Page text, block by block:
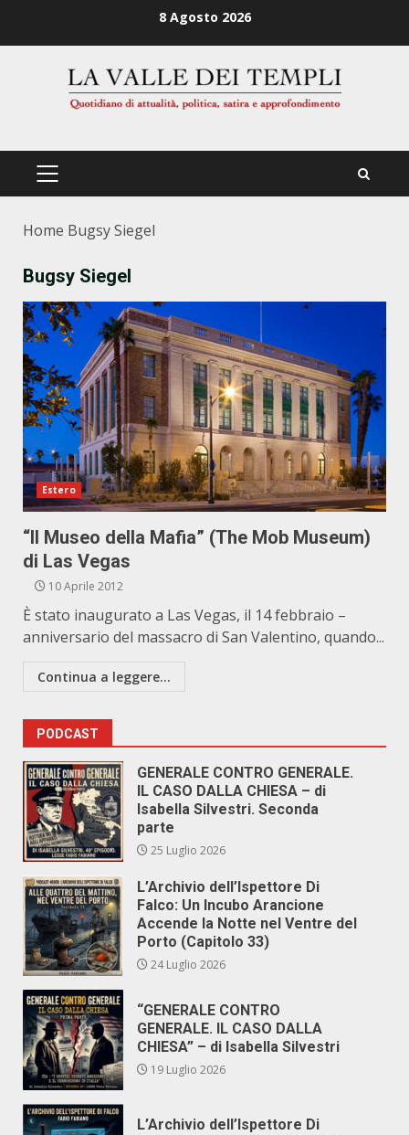
8 Agosto 2026
PRIMÄRES
Home Bugsy Siegel
Bugsy Siegel
Estero
“Il Museo della Mafia” (The Mob Museum)
di Las Vegas
10 Aprile 2012
È stato inaugurato a Las Vegas, il 14 febbraio –
anniversario del massacro di San Valentino, quando...
Continua a leggere...
PODCAST
GENERALE CONTRO GENERALE.
IL CASO DALLA CHIESA – di
Isabella Silvestri. Seconda
parte
25 Luglio 2026
L’Archivio dell’Ispettore Di
Falco: Un Incubo Arancione
Accende la Notte nel Ventre del
Porto (Capitolo 33)
24 Luglio 2026
“GENERALE CONTRO
GENERALE. IL CASO DALLA
CHIESA” – di Isabella Silvestri
19 Luglio 2026
L’Archivio dell’Ispettore Di